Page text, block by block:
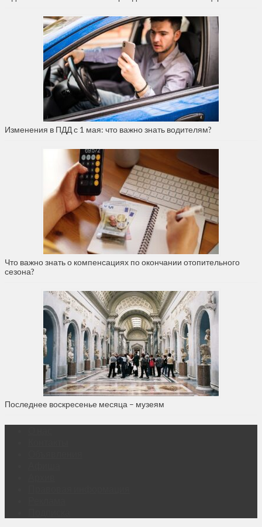
Изменения в ПДД с 1 мая: что важно знать водителям?
Что важно знать о компенсациях по окончании отопительного
сезона?
Последнее воскресенье месяца – музеям